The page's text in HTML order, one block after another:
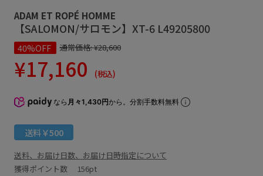
ADAM ET ROPÉ HOMME
【SALOMON/サロモン】XT-6 L49205800
40%OFF 通常価格:¥28,600
¥17,160 (税込)
なら 月々1,430円から。分割手数料無料
送料￥500
送料、お届け日数、お届け日時指定について
獲得ポイント数 156pt